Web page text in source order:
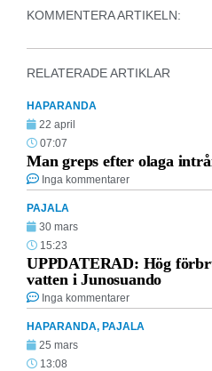
KOMMENTERA ARTIKELN:
RELATERADE ARTIKLAR
HAPARANDA
22 april
07:07
Man greps efter olaga
Inga kommentarer
PAJALA
30 mars
15:23
UPPDATERAD: Hög
vatten i Junosuando
Inga kommentarer
HAPARANDA, PAJALA
25 mars
13:08